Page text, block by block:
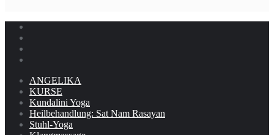
ANGELIKA
KURSE
Kundalini Yoga
Heilbehandlung: Sat Nam Rasayan
Stuhl-Yoga